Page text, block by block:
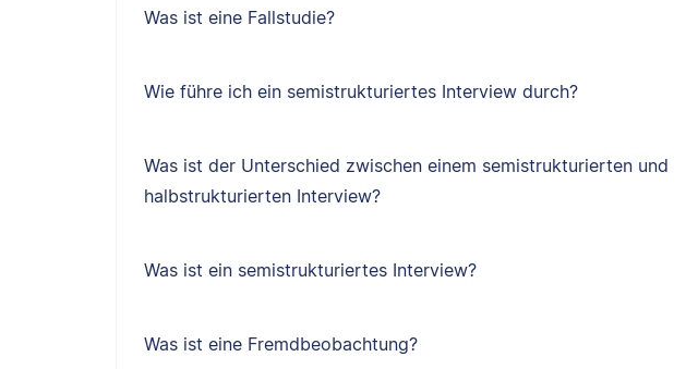
Was ist eine Fallstudie?
Wie führe ich ein semistrukturiertes Interview durch?
Was ist der Unterschied zwischen einem semistrukturierten und
halbstrukturierten Interview?
Was ist ein semistrukturiertes Interview?
Was ist eine Fremdbeobachtung?